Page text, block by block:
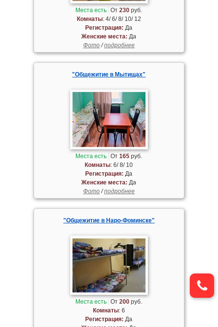
Места есть От230 руб.
Комнаты: 4/ 6/ 8/ 10/ 12
Регистрация: Да
Женские места: Да
Фото/подробнее
"Общежитие в Мытищах"
Места есть От165 руб.
Комнаты: 6/ 8/ 10
Регистрация: Да
Женские места: Да
Фото/подробнее
"Общежитие в Наро-Фоминске"
Места есть От200 руб.
Комнаты: 6
Регистрация: Да